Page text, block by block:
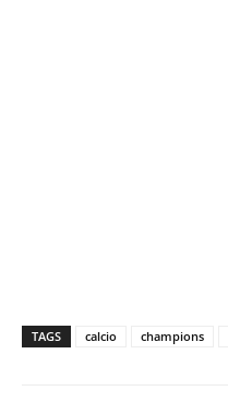
TAGS calcio champions